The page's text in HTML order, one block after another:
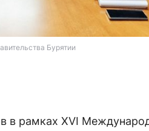
Бурятии
в рамках XVI